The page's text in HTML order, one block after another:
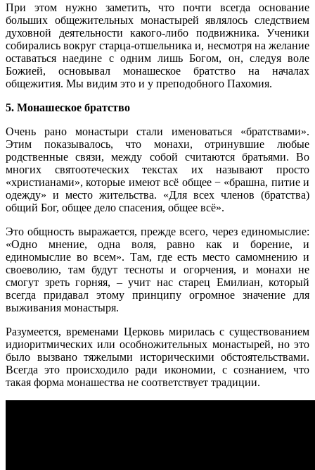
При этом нужно заметить, что почти всегда основание
больших общежительных монастырей являлось следствием
духовной деятельности какого-либо подвижника. Ученики
собирались вокруг старца-отшельника и, несмотря на желание
оставаться наедине с одним лишь Богом, он, следуя воле
Божией, основывал монашеское братство на началах
общежития. Мы видим это и у преподобного Пахомия.
5. Монашеское братство
Очень рано монастыри стали именоваться «братствами».
Этим показывалось, что монахи, отринувшие любые
родственные связи, между собой считаются братьями. Во
многих святоотеческих текстах их называют просто
«христианами», которые имеют всё общее − «брашна, питие и
одежду» и место жительства. «Для всех членов (братства)
общий Бог, общее дело спасения, общее всё».
Это общность выражается, прежде всего, через единомыслие:
«Одно мнение, одна воля, равно как и борение, и
единомыслие во всем». Там, где есть место самомнению и
своеволию, там будут тесноты и огорчения, и монахи не
смогут зреть горняя, – учит нас старец Емилиан, который
всегда придавал этому принципу огромное значение для
выживания монастыря.
Разумеется, временами Церковь мирилась с существованием
идиоритмических или особножительных монастырей, но это
было вызвано тяжелыми историческими обстоятельствами.
Всегда это происходило ради икономии, с сознанием, что
такая форма монашества не соответствует традиции.